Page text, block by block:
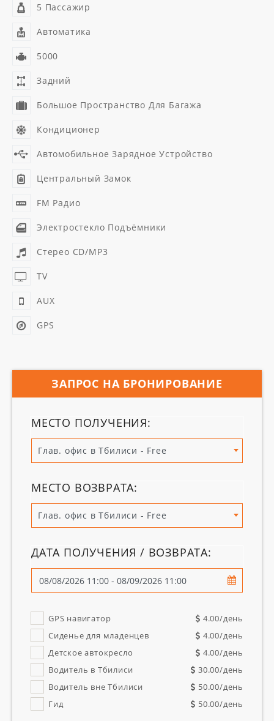
5 Пассажир
Автоматика
5000
Задний
Большое Пространство Для Багажа
Кондиционер
Автомобильное Зарядное Устройство
Центральный Замок
FM Радио
Электростекло Подъёмники
Стерео CD/MP3
TV
AUX
GPS
ЗАПРОС НА БРОНИРОВАНИЕ
МЕСТО ПОЛУЧЕНИЯ:
Глав. офис в Тбилиси - Free
МЕСТО ВОЗВРАТА:
Глав. офис в Тбилиси - Free
ДАТА ПОЛУЧЕНИЯ / ВОЗВРАТА:
GPS навигатор 4.00/день
Сиденье для младенцев
4.00/день
Детское автокресло
4.00/день
Водитель в Тбилиси
30.00/день
Водитель вне Тбилиси
50.00/день
Гид
50.00/день